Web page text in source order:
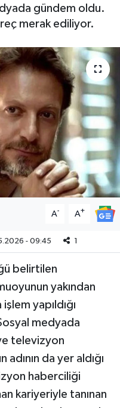
gündem oldu.
merak ediliyor.
A- A+
- 09:45 1
belirtilen
yakından
yapıldığı
medyada
televizyon
adının da yer aldığı
haberciliği
kariyeriyle tanınan